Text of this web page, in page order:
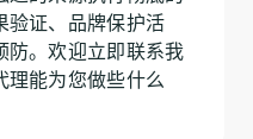
验证、品牌保护活
防。欢迎立即联系我
理能为您做些什么